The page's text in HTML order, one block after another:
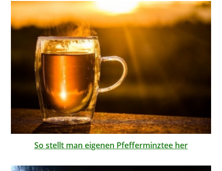
So stellt man eigenen Pfefferminztee her